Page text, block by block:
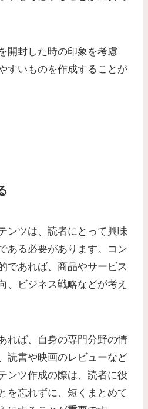
開封した時の印象を考慮
すいものを作成することが
ンツは、読者にとって興味
ある必要があります。コン
であれば、商品やサービス
、ビジネス戦略などが考え
れば、自身の専門分野の情
読書や映画のレビューなど
ンツ作成の際は、読者に役
を忘れずに、短くまとめて